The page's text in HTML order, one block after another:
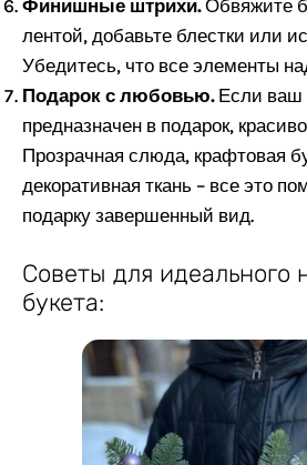
Финишные штрихи.Обвяжите
лентой, добавьте блестки или
Убедитесь, что все элементы
Подарок с любовью.Если ваш
предназначен в подарок,
Прозрачная слюда, крафтовая
декоративная ткань – все это
подарку завершенный вид.
Советы для идеального
букета: